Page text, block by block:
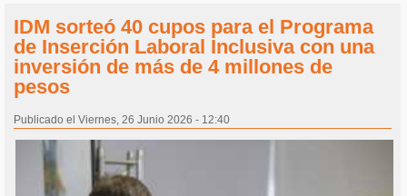
IDM sorteó 40 cupos para el Programa
de Inserción Laboral Inclusiva con una
inversión de más de 4 millones de
pesos
Publicado el Viernes, 26 Junio 2026 - 12:40